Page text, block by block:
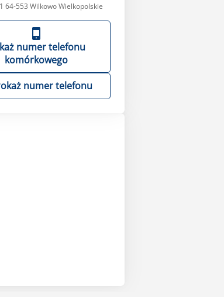
64-553 Wilkowo Wielkopolskie
numer telefonu
komórkowego
numer telefonu